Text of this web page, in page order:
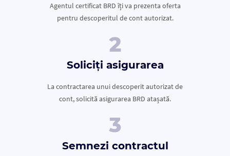
Agentul certificat BRD îți va prezenta oferta
pentru descoperitul de cont autorizat.
Soliciți asigurarea
La contractarea unui descoperit autorizat de
cont, solicită asigurarea BRD atașată.
Semnezi contractul